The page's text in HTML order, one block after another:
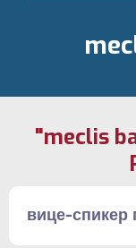
"meclis
вице-спикер